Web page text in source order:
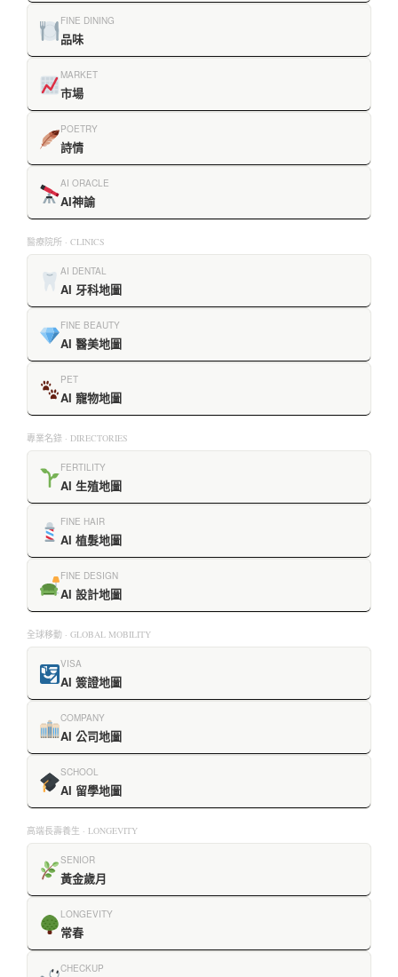
FINE DINING
品味
MARKET
市場
POETRY
詩情
AI ORACLE
AI神諭
醫療院所 · CLINICS
AI DENTAL
AI 牙科地圖
FINE BEAUTY
AI 醫美地圖
PET
AI 寵物地圖
專業名錄 · DIRECTORIES
FERTILITY
AI 生殖地圖
FINE HAIR
AI 植髮地圖
FINE DESIGN
AI 設計地圖
全球移動 · GLOBAL MOBILITY
VISA
AI 簽證地圖
COMPANY
AI 公司地圖
SCHOOL
AI 留學地圖
高端長壽養生 · LONGEVITY
SENIOR
黃金歲月
LONGEVITY
常春
CHECKUP